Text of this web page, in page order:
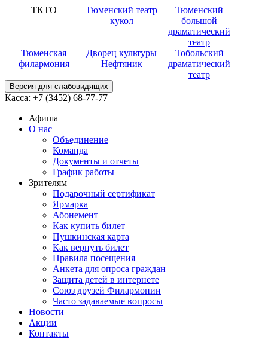
ТКТО
Тюменский театр
кукол
Тюменский
большой
драматический
театр
Тюменская
филармония
Дворец культуры
Нефтяник
Тобольский
драматический
театр
Версия для слабовидящих
Касса: +7 (3452) 68-77-77
Афиша
О нас
Объединение
Команда
Документы и отчеты
График работы
Зрителям
Подарочный сертификат
Ярмарка
Абонемент
Как купить билет
Пушкинская карта
Как вернуть билет
Правила посещения
Анкета для опроса граждан
Защита детей в интернете
Союз друзей Филармонии
Часто задаваемые вопросы
Новости
Акции
Контакты